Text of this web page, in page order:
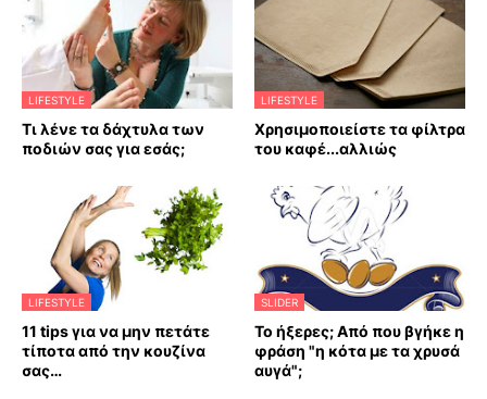
LIFESTYLE
Τι λένε τα δάχτυλα των
ποδιών σας για εσάς;
LIFESTYLE
Χρησιμοποιείστε τα φίλτρα
του καφέ...αλλιώς
LIFESTYLE
11 tips για να μην πετάτε
τίποτα από την κουζίνα
σας…
SLIDER
Το ήξερες; Από που βγήκε η
φράση "η κότα με τα χρυσά
αυγά";